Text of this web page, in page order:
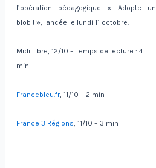
l’opération pédagogique « Adopte un
blob ! », lancée le lundi 11 octobre.
Midi Libre, 12/10 – Temps de lecture : 4
min
Francebleu.fr, 11/10 – 2 min
France 3 Régions, 11/10 – 3 min